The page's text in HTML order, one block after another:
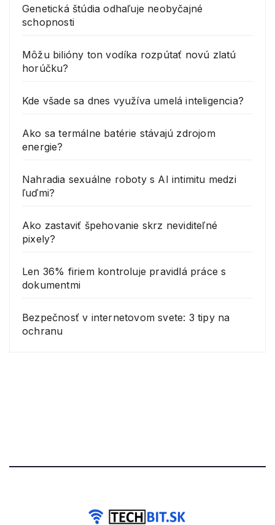
Genetická štúdia odhaľuje neobyčajné
schopnosti
Môžu bilióny ton vodíka rozpútať novú zlatú
horúčku?
Kde všade sa dnes využíva umelá inteligencia?
Ako sa termálne batérie stávajú zdrojom
energie?
Nahradia sexuálne roboty s AI intimitu medzi
ľuďmi?
Ako zastaviť špehovanie skrz neviditeľné
pixely?
Len 36% firiem kontroluje pravidlá práce s
dokumentmi
Bezpečnosť v internetovom svete: 3 tipy na
ochranu